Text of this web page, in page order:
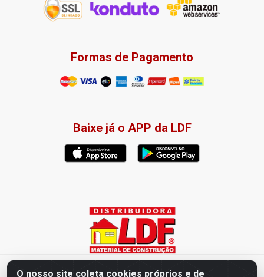
O nosso site coleta cookies próprios e de
Formas de Pagamento
Baixe já o APP da LDF
Distribuidora LDF - Av. Presidente Tancredo Neves, 203 – Bairro